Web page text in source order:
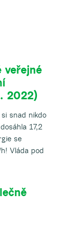
veřejné
2022)
snad nikdo
17,2
se
Vláda pod